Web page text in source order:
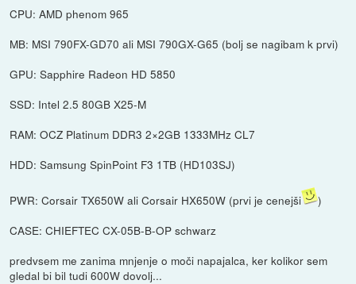
CPU: AMD phenom 965
MB: MSI 790FX-GD70 ali MSI 790GX-G65 (bolj se nagibam k prvi)
GPU: Sapphire Radeon HD 5850
SSD: Intel 2.5 80GB X25-M
RAM: OCZ Platinum DDR3 2×2GB 1333MHz CL7
HDD: Samsung SpinPoint F3 1TB (HD103SJ)
PWR: Corsair TX650W ali Corsair HX650W (prvi je cenejši
)
CASE: CHIEFTEC CX-05B-B-OP schwarz
predvsem me zanima mnjenje o moči napajalca, ker kolikor sem
gledal bi bil tudi 600W dovolj...